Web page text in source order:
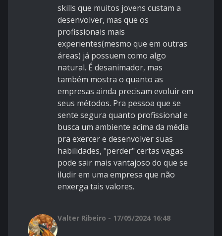
skills que muitos jovens custam a
desenvolver, mas que os
profissionais mais
experientes(mesmo que em outras
áreas) já possuem como algo
natural. É desanimador, mas
também mostra o quanto as
empresas ainda precisam evoluir em
seus métodos. Pra pessoa que se
sente segura quanto profissional e
busca um ambiente acima da média
pra exercer e desenvolver suas
habilidades, "perder" certas vagas
pode sair mais vantajoso do que se
iludir em uma empresa que não
enxerga tais valores.
Valter Ribeiro - 17/05/2024 16:48